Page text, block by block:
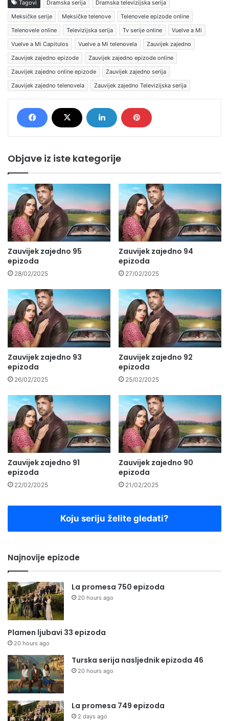
Tagovi Dramska serija
Dramska televizijska serija
Meksičke serije
Meksičke telenove
Telenovele epizode online
Telenovele online
Televizijska serija Tv serije online
Vuelve a Mi
Vuelve a Mi Capitulos
Vuelve a Mi telenovela
Zauvijek zajedno
Zauvijek zajedno epizode
Zauvijek zajedno epizode online
Zauvijek zajedno online epizode
Zauvijek zajedno serija
Zauvijek zajedno telenovela
Zauvijek zajedno Televizijska serija
Objave iz iste kategorije
Zauvijek zajedno 95
epizoda
28/02/2025
Zauvijek zajedno 94
epizoda
27/02/2025
Zauvijek zajedno 93
epizoda
26/02/2025
Zauvijek zajedno 92
epizoda
25/02/2025
Zauvijek zajedno 91
epizoda
22/02/2025
Zauvijek zajedno 90
epizoda
21/02/2025
Koju seriju želite gledati?
Najnovije epizode
La promesa 750 epizoda
20 hours ago
Plamen ljubavi 33 epizoda
20 hours ago
Turska serija nasljednik epizoda 46
20 hours ago
La promesa 749 epizoda
2 days ago